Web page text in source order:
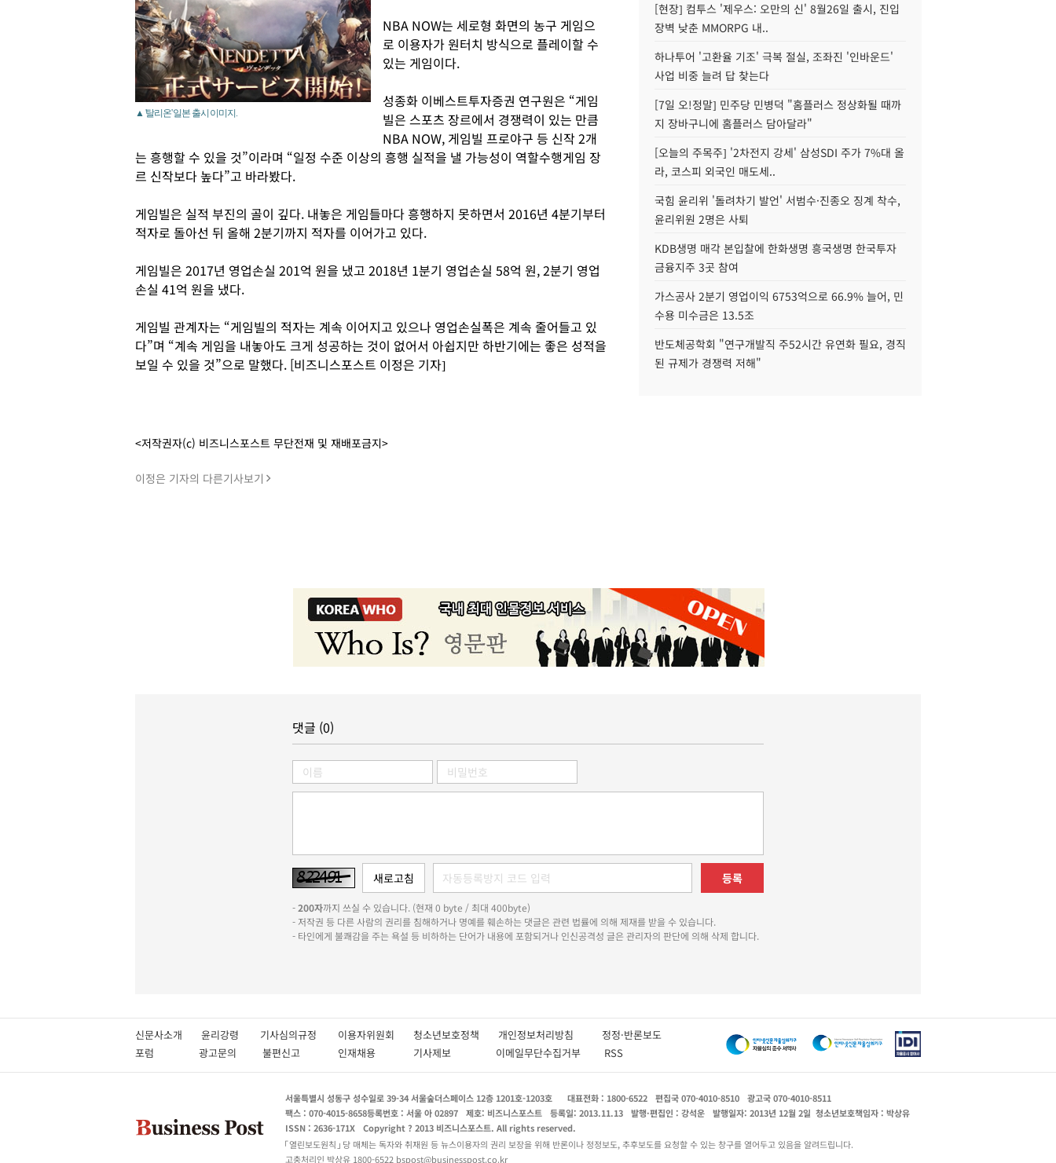
▲ '탈리온' 일본 출시 이미지.
NBA NOW는 세로형 화면의 농구 게임으
로 이용자가 원터치 방식으로 플레이할 수
있는 게임이다.
성종화 이베스트투자증권 연구원은 “게임
빌은 스포츠 장르에서 경쟁력이 있는 만큼
NBA NOW, 게임빌 프로야구 등 신작 2개
는 흥행할 수 있을 것”이라며 “일정 수준 이상의 흥행 실적을 낼 가능성이 역할수행게임 장
르 신작보다 높다”고 바라봤다.
게임빌은 실적 부진의 골이 깊다. 내놓은 게임들마다 흥행하지 못하면서 2016년 4분기부터
적자로 돌아선 뒤 올해 2분기까지 적자를 이어가고 있다.
게임빌은 2017년 영업손실 201억 원을 냈고 2018년 1분기 영업손실 58억 원, 2분기 영업
손실 41억 원을 냈다.
게임빌 관계자는 “게임빌의 적자는 계속 이어지고 있으나 영업손실폭은 계속 줄어들고 있
다”며 “계속 게임을 내놓아도 크게 성공하는 것이 없어서 아쉽지만 하반기에는 좋은 성적을
보일 수 있을 것”으로 말했다. [비즈니스포스트 이정은 기자]
<저작권자(c) 비즈니스포스트 무단전재 및 재배포금지>
이정은 기자의 다른기사보기
[현장] 컴투스 '제우스: 오만의 신' 8월26일 출시, 진입
장벽 낮춘 MMORPG 내..
하나투어 '고환율 기조' 극복 절실, 조좌진 '인바운드'
사업 비중 늘려 답 찾는다
[7일 오!정말] 민주당 민병덕 "홈플러스 정상화될 때까
지 장바구니에 홈플러스 담아달라"
[오늘의 주목주] '2차전지 강세' 삼성SDI 주가 7%대 올
라, 코스피 외국인 매도세..
국힘 윤리위 '돌려차기 발언' 서범수·진종오 징계 착수,
윤리위원 2명은 사퇴
KDB생명 매각 본입찰에 한화생명 흥국생명 한국투자
금융지주 3곳 참여
가스공사 2분기 영업이익 6753억으로 66.9% 늘어, 민
수용 미수금은 13.5조
반도체공학회 "연구개발직 주52시간 유연화 필요, 경직
된 규제가 경쟁력 저해"
댓글 (0)
등록
-200자까지 쓰실 수 있습니다. (현재 0 byte / 최대 400byte)
- 저작권 등 다른 사람의 권리를 침해하거나 명예를 훼손하는 댓글은 관련 법률에 의해 제재를 받을 수 있습니다.
- 타인에게 불쾌감을 주는 욕설 등 비하하는 단어가 내용에 포함되거나 인신공격성 글은 관리자의 판단에 의해 삭제 합니다.
신문사소개 윤리강령 기사심의규정 이용자위원회 청소년보호정책 개인정보처리방침 정정·반론보도
포럼
광고문의 불편신고 인재채용 기사제보 이메일무단수집거부 RSS
서울특별시 성동구 성수일로 39-34 서울숲더스페이스 12층 1201호-1203호 대표전화 : 1800-6522 편집국 070-4010-8510
광고국 070-4010-8511
팩스 : 070-4015-8658등록번호 : 서울 아 02897 제호: 비즈니스포스트 등록일: 2013.11.13 발행·편집인 : 강석운 발행일자: 2013년 12월 2일 청소년보호책임자 : 박상유
ISSN : 2636-171X
Copyright ? 2013 비즈니스포스트. All rights reserved.
열린보도원칙
당 매체는 독자와 취재원 등 뉴스이용자의 권리 보장을 위해 반론이나 정정보도, 추후보도를 요청할 수 있는 창구를 열어두고 있음을 알려드립니다.
고충처리인 박상유 1800-6522 bspost@businesspost.co.kr